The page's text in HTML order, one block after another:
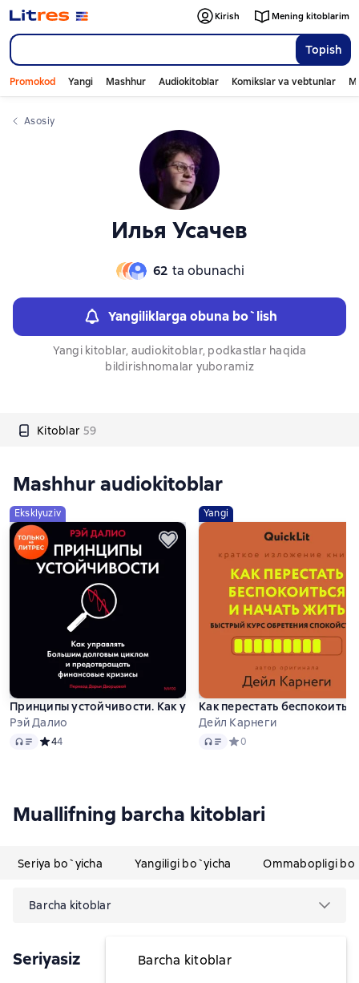
Topish
Kirish Mening kitoblarim
Promokod Yangi Mashhur Audiokitoblar Komikslar va vebtunlar
Asosiy
Илья Усачев
62 ta obunachi
Yangiliklarga obuna bo`lish
Yangi kitoblar, audiokitoblar, podkastlar haqida
bildirishnomalar yuboramiz
Kitoblar 59
Слайдер с книгами
Mashhur audiokitoblar
Eksklyuziv
Принципы устойчивости. Как управлять Большим
Рэй Далио
Audio Средний рейтинг 4 на основе 4 оценок
44
Yangi
Как перестать
Дейл Карнеги
Audio Средний рейтинг 0 на
0
Muallifning barcha kitoblari
Seriya bo`yicha Yangiligi bo`yicha Ommabopligi
Barcha kitoblar
Barcha kitoblar
Seriyasiz